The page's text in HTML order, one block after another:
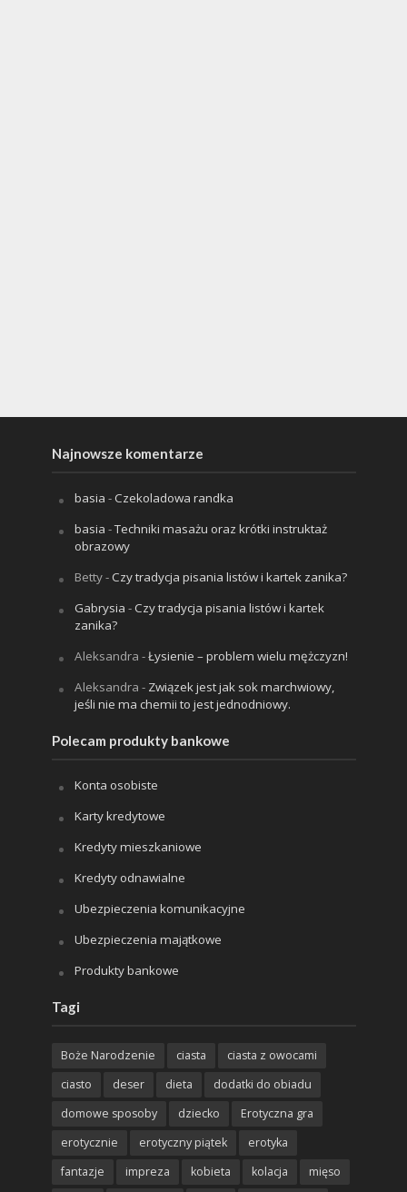
Najnowsze komentarze
basia -Czekoladowa randka
basia -Techniki masażu oraz krótki instruktaż
obrazowy
Betty-Czy tradycja pisania listów i kartek zanika?
Gabrysia -Czy tradycja pisania listów i kartek
zanika?
Aleksandra -Łysienie – problem wielu mężczyzn!
Aleksandra - Związek jest jak sok marchwiowy,
jeśli nie ma chemii to jest jednodniowy.
Polecam produkty bankowe
Konta osobiste
Karty kredytowe
Kredyty mieszkaniowe
Kredyty odnawialne
Ubezpieczenia komunikacyjne
Ubezpieczenia majątkowe
Produkty bankowe
Tagi
Boże Narodzenie ciasta
ciasta z owocami
ciasto
deser dieta
dodatki do obiadu
domowe sposoby
dziecko
Erotyczna gra
erotycznie
erotyczny piątek
erotyka
fantazje
impreza kobieta kolacja
mięso